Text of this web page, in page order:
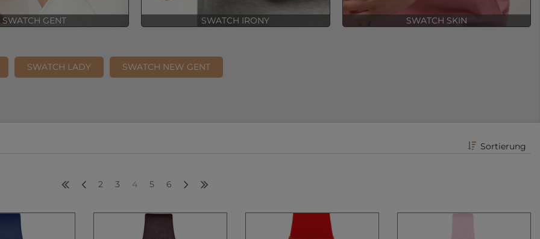
SWATCH GENT SWATCH IRONY SWATCH SKIN
SWATCH LADY SWATCH NEW GENT
Sortierung
2 3 4 5 6